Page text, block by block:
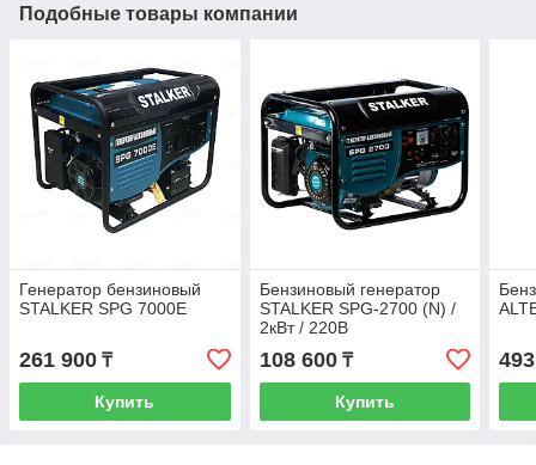
Подобные товары компании
Генератор бензиновый
STALKER SPG 7000E
261 900 ₸
Купить
Бензиновый генератор
STALKER SPG-2700 (N) /
2кВт / 220В
108 600₸
Купить